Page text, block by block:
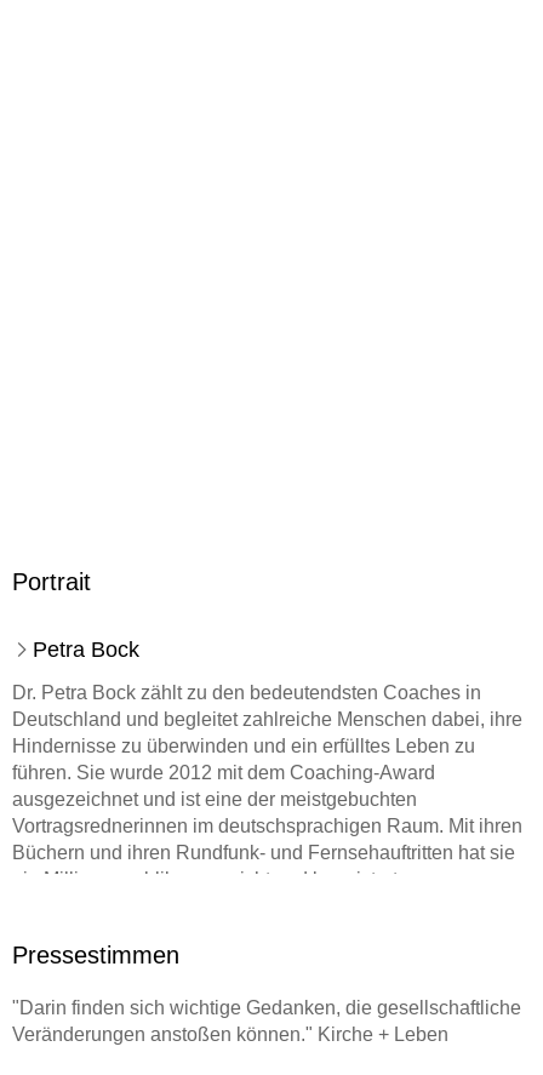
Portrait
Petra Bock
Dr. Petra Bock zählt zu den bedeutendsten Coaches in
Deutschland und begleitet zahlreiche Menschen dabei, ihre
Hindernisse zu überwinden und ein erfülltes Leben zu
führen. Sie wurde 2012 mit dem Coaching-Award
ausgezeichnet und ist eine der meistgebuchten
Vortragsrednerinnen im deutschsprachigen Raum. Mit ihren
Büchern und ihren Rundfunk- und Fernsehauftritten hat sie
ein Millionenpublikum erreicht und begeistert.
Pressestimmen
"Darin finden sich wichtige Gedanken, die gesellschaftliche
Veränderungen anstoßen können." Kirche + Leben